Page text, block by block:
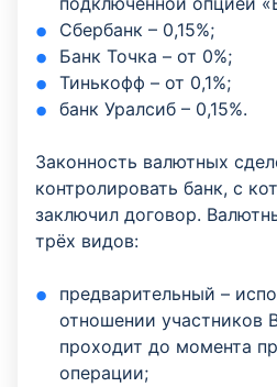
Сбербанк – 0,15%;
Банк Точка – от 0%;
Тинькофф – от 0,1%;
банк Уралсиб – 0,15%.
Законность валютных
контролировать банк, с
заключил договор.
трёх видов:
предварительный –
отношении участников
проходит до момента
операции;